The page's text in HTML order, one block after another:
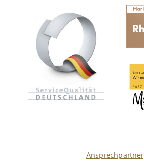
Ansprechpartner